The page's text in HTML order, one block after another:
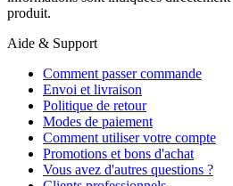
produit.
Aide & Support
Comment passer commande
Envoi et livraison
Politique de retour
Modes de paiement
Comment utiliser votre compte
Promotions et bons d'achat
Vous avez d'autres questions ?